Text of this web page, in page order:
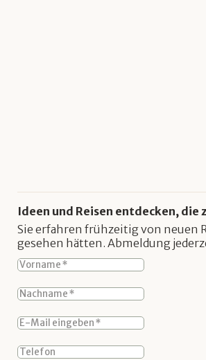
Ideen und Reisen entdecken, die
Sie erfahren frühzeitig von neuen
gesehen hätten. Abmeldung